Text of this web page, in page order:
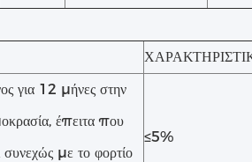
για 12 μήνες στην
έπειτα που
με το φορτίο
≤5%